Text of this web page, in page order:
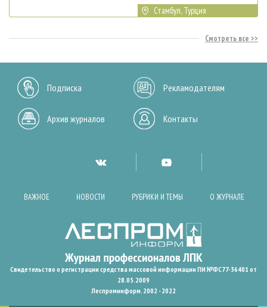
Стамбул, Турция
Смотреть все
Подписка Рекламодателям
Архив журналов Контакты
ВАЖНОЕ НОВОСТИ РУБРИКИ И ТЕМЫ О ЖУРНАЛЕ
Свидетельство о регистрации средства массовой информации ПИ №ФС77-36401 от
28.05.2009
Леспроминформ. 2002 - 2022